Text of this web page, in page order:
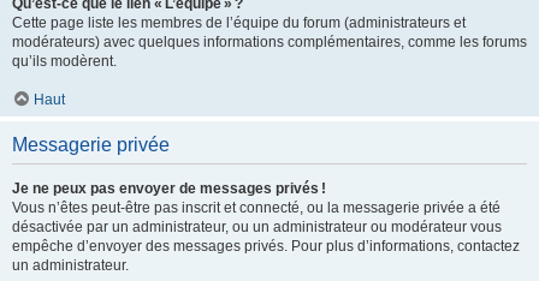
Qu’est-ce que le lien « L’équipe » ?
Cette page liste les membres de l’équipe du forum (administrateurs et
modérateurs) avec quelques informations complémentaires, comme les forums
qu’ils modèrent.
Haut
Messagerie privée
Je ne peux pas envoyer de messages privés !
Vous n’êtes peut-être pas inscrit et connecté, ou la messagerie privée a été
désactivée par un administrateur, ou un administrateur ou modérateur vous
empêche d’envoyer des messages privés. Pour plus d’informations, contactez
un administrateur.